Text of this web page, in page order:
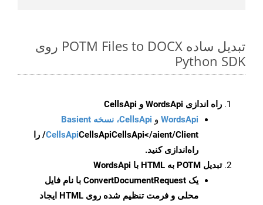
تبدیل ساده POTM Files to DOCX روی
Python SDK
راه اندازی WordsApi و CellsApi
WordsApi و CellsApi، نسخه Basient
CellsApiCellsApi
CellsApi</aient/Client/ را
راه‌اندازی کنید.
تبدیل POTM به HTML با WordsApi
یک ConvertDocumentRequest با نام فایل
محلی و فرمت تنظیم شده روی HTML ایجاد